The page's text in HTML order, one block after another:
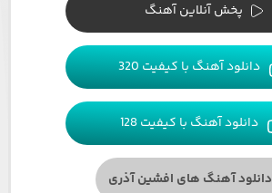
پخش آنلاین آهنگ
دانلود آهنگ با کیفیت 320
دانلود آهنگ با کیفیت 128
دانلود آهنگ های افشین آذری